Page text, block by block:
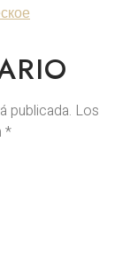
publicada. Los
*